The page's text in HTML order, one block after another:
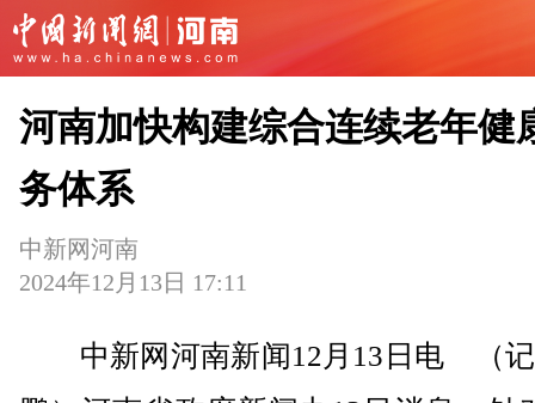
河南加快构建综合连续老年健
务体系
中新网河南
2024年12月13日 17:11
中新网河南新闻12月13日电 （